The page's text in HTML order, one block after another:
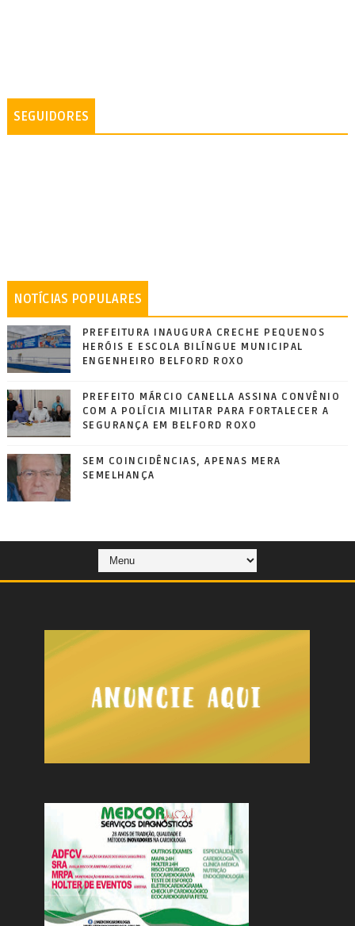
SEGUIDORES
NOTÍCIAS POPULARES
PREFEITURA INAUGURA CRECHE PEQUENOS
HERÓIS E ESCOLA BILÍNGUE MUNICIPAL
ENGENHEIRO BELFORD ROXO
PREFEITO MÁRCIO CANELLA ASSINA CONVÊNIO
COM A POLÍCIA MILITAR PARA FORTALECER A
SEGURANÇA EM BELFORD ROXO
SEM COINCIDÊNCIAS, APENAS MERA
SEMELHANÇA